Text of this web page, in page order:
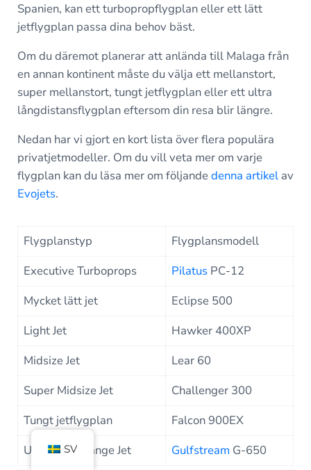
Spanien, kan ett turbopropflygplan eller ett lätt
jetflygplan passa dina behov bäst.
Om du däremot planerar att anlända till Malaga från
en annan kontinent måste du välja ett mellanstort,
super mellanstort, tungt jetflygplan eller ett ultra
långdistansflygplan eftersom din resa blir längre.
Nedan har vi gjort en kort lista över flera populära
privatjetmodeller. Om du vill veta mer om varje
flygplan kan du läsa mer om följandedenna artikelav
Evojets.
Flygplanstyp
Flygplansmodell
Executive Turboprops
Pilatus PC-12
Mycket lätt jet
Eclipse 500
Light Jet
Hawker 400XP
Midsize Jet
Lear 60
Super Midsize Jet
Challenger 300
Tungt jetflygplan
Falcon 900EX
Ultra Long Range Jet
Gulfstream G-650
SV